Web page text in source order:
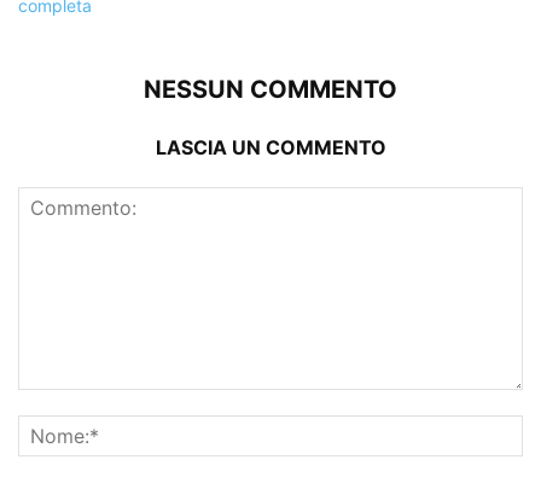
NESSUN COMMENTO
LASCIA UN COMMENTO